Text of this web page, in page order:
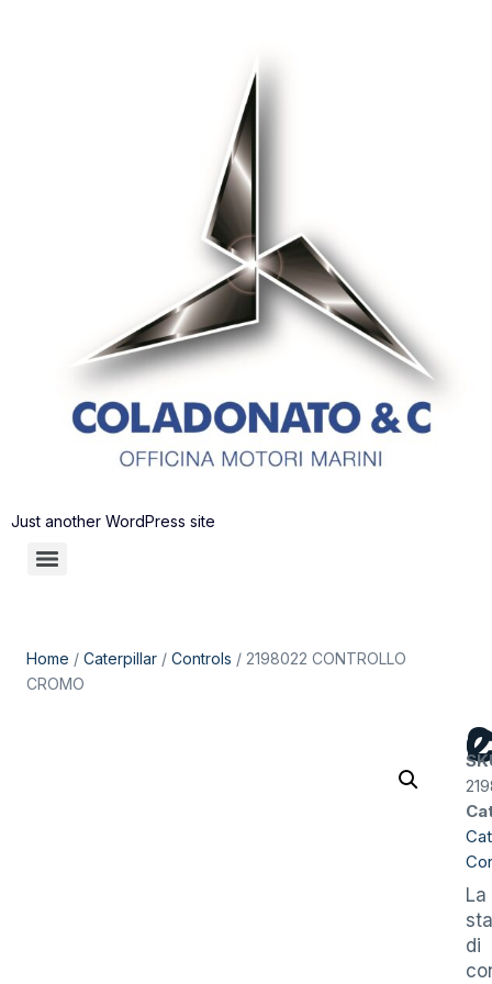
Just another WordPress site
Home / Caterpillar / Controls / 2198022 CONTROLLO
CROMO
La
di